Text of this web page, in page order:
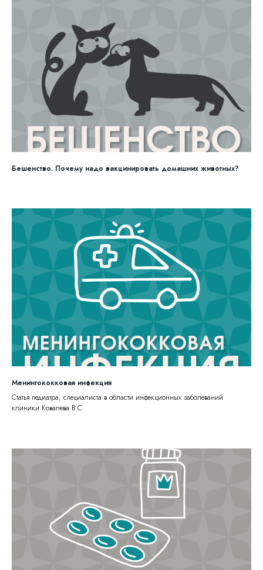
Бешенство. Почему надо вакцинировать домашних животных?
Менингококковая инфекция
Статья педиатра, специалиста в области инфекционных заболеваний
клиники Ковалева В.С.